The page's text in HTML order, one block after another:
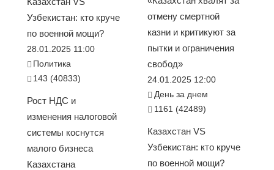
Узбекистан: кто круче
по военной мощи?
28.01.2025 11:00
Политика
143 (40833)
Рост НДС и
изменения налоговой
системы коснутся
малого бизнеса
Казахстана
отмену смертной
казни и критикуют за
пытки и ограничения
свобод»
24.01.2025 12:00
День за днем
1161 (42489)
Казахстан VS
Узбекистан: кто круче
по военной мощи?